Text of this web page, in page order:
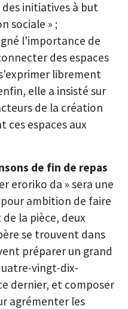
initiatives à but
sociale » ;
l'importance de
des espaces
librement
elle a insisté sur
de la création
ces espaces aux
de fin de repas
eroriko da » sera une
ambition de faire
la pièce, deux
se trouvent dans
préparer un grand
vingt-dix-
dernier, et composer
agrémenter les